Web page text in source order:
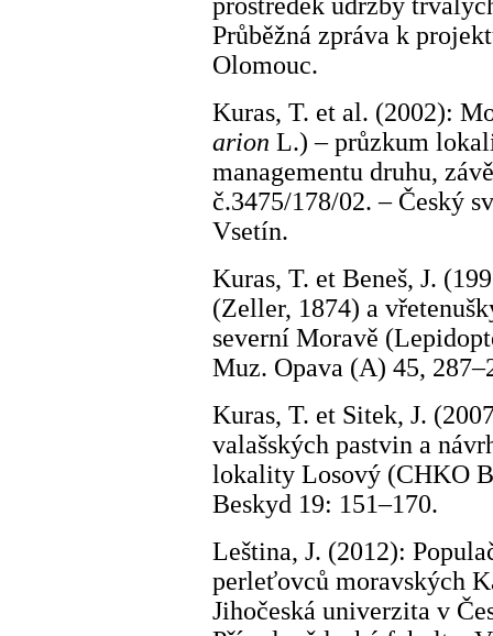
Průběžná zpráva k
Olomouc.
Kuras, T. et al. (2002):
arion L.) – průzkum
managementu druhu,
č.3475/178/02. – Český
Vsetín.
Kuras, T. et Beneš, J.
(Zeller, 1874) a
severní Moravě
Muz. Opava (A) 45,
Kuras, T. et Sitek, J.
valašských pastvin a
lokality Losový (CHKO
Beskyd 19: 151–170.
Leština, J. (2012):
perleťovců moravských
Jihočeská univerzita v